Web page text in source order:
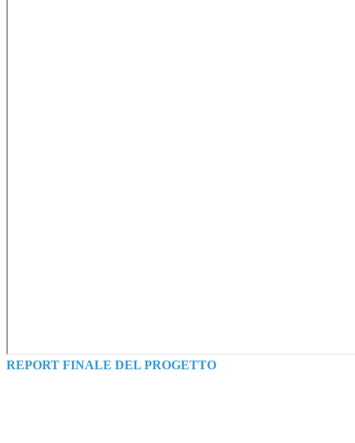
REPORT FINALE DEL PROGETTO